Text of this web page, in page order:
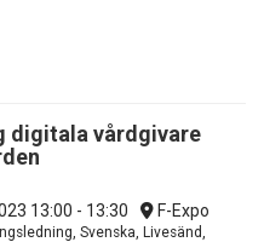
digitala vårdgivare
13:00 - 13:30 F-Expo
Svenska, Livesänd,